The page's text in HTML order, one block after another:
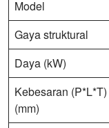
Model
Gaya struktural
Daya (kW)
Kebesaran (P*L*T)
(mm)